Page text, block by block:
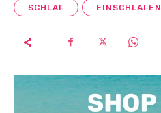
SCHLAF EINSCHLAFEN